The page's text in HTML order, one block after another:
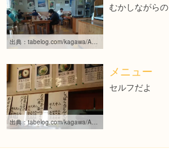
出典： tabelog.com/kagawa/A3701/A370101/37001330
むかしながらの
出典：tabelog.com/kagawa/A3701/A370101/37001330
メニュー
セルフだよ